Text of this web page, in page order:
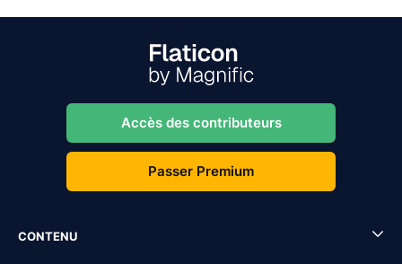
Accès des contributeurs
Passer Premium
CONTENU